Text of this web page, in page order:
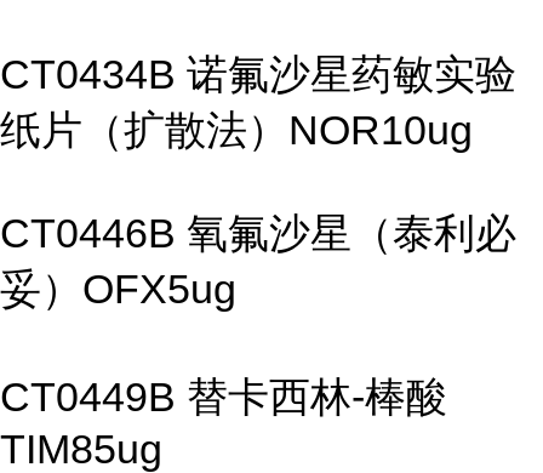
CT0434B 诺氟沙星药敏实验
纸片（扩散法）NOR10ug
CT0446B 氧氟沙星（泰利必
妥）OFX5ug
CT0449B 替卡西林-棒酸
TIM85ug